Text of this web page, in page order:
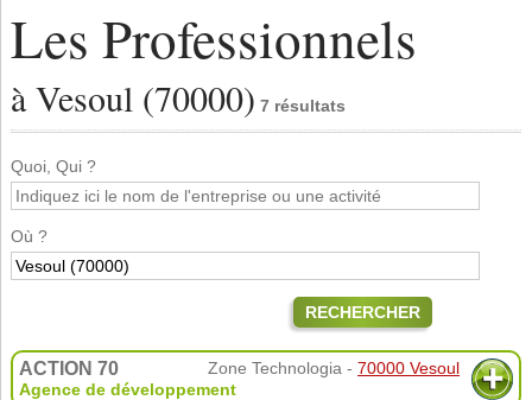
Les Professionnels
à Vesoul (70000) 7 résultats
Quoi, Qui ?
Où ?
RECHERCHER
ACTION 70 Zone Technologia -70000 Vesoul
Agence de développement